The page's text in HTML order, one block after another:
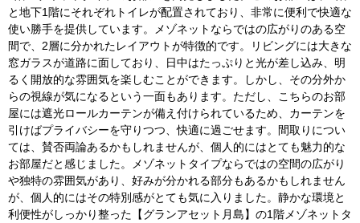
と地下1階にそれぞれトイレが配置されており、非常に便利で快適な
使い勝手を提供しています。メゾネットならではの広がりのある空
間で、2層に分かれたレイアウトが特徴的です。リビングには大きな
窓ガラスが道路に面しており、日中はたっぷりと光が差し込み、明
るく開放的な雰囲気を楽しむことができます。しかし、その分外か
らの視線が気になるという一面もあります。ただし、こちらのお部
屋には遮光ロールカーテンが備え付けられているため、カーテンを
引けばプライバシーを守りつつ、快適に過ごせます。間取りについ
ては、賛否両論あるかもしれませんが、個人的にはとても魅力的な
お部屋だと感じました。メゾネットタイプならではの空間の広がり
や独特の雰囲気があり、好みが分かれる部分もあるかもしれません
が、個人的にはその特別感がとても気に入りました。静かな環境と
利便性がしっかり整った【グランアセット月島】の1階メゾネットタ